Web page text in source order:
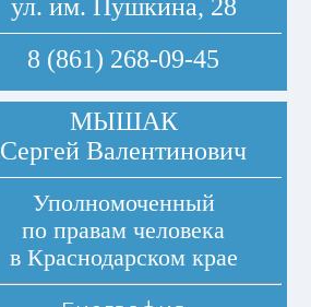
ул. им. Пушкина, 28
8 (861) 268-09-45
МЫШАК
Сергей Валентинович
Уполномоченный
по правам человека
в Краснодарском крае